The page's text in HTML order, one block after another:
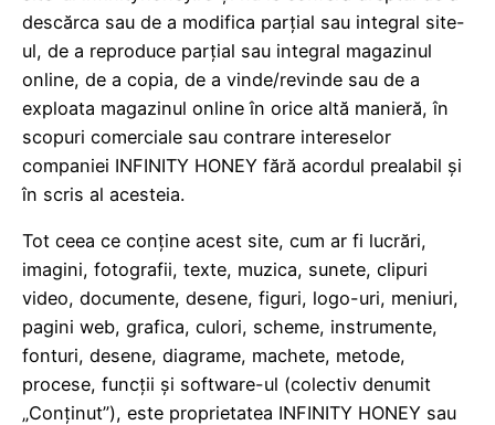
descărca sau de a modifica parțial sau integral site-
ul, de a reproduce parțial sau integral magazinul
online, de a copia, de a vinde/revinde sau de a
exploata magazinul online în orice altă manieră, în
scopuri comerciale sau contrare intereselor
companiei INFINITY HONEY fără acordul prealabil și
în scris al acesteia.
Tot ceea ce conține acest site, cum ar fi lucrări,
imagini, fotografii, texte, muzica, sunete, clipuri
video, documente, desene, figuri, logo-uri, meniuri,
pagini web, grafica, culori, scheme, instrumente,
fonturi, desene, diagrame, machete, metode,
procese, funcții și software-ul (colectiv denumit
„Conținut”), este proprietatea INFINITY HONEY sau